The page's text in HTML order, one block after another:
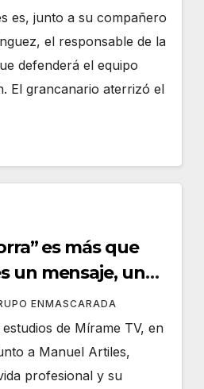
es, junto a su compañero
el responsable de la
defenderá el equipo
El grancanario aterrizó el
es más que
un mensaje, un
a los prejuicios”
ENMASCARADA
de Mírame TV, en
a Manuel Artiles,
profesional y su